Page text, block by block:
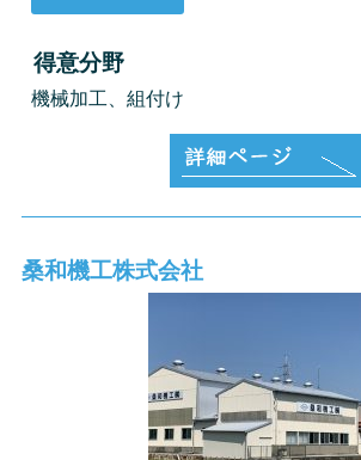
得意分野
機械加工、組付け
桑和機工株式会社